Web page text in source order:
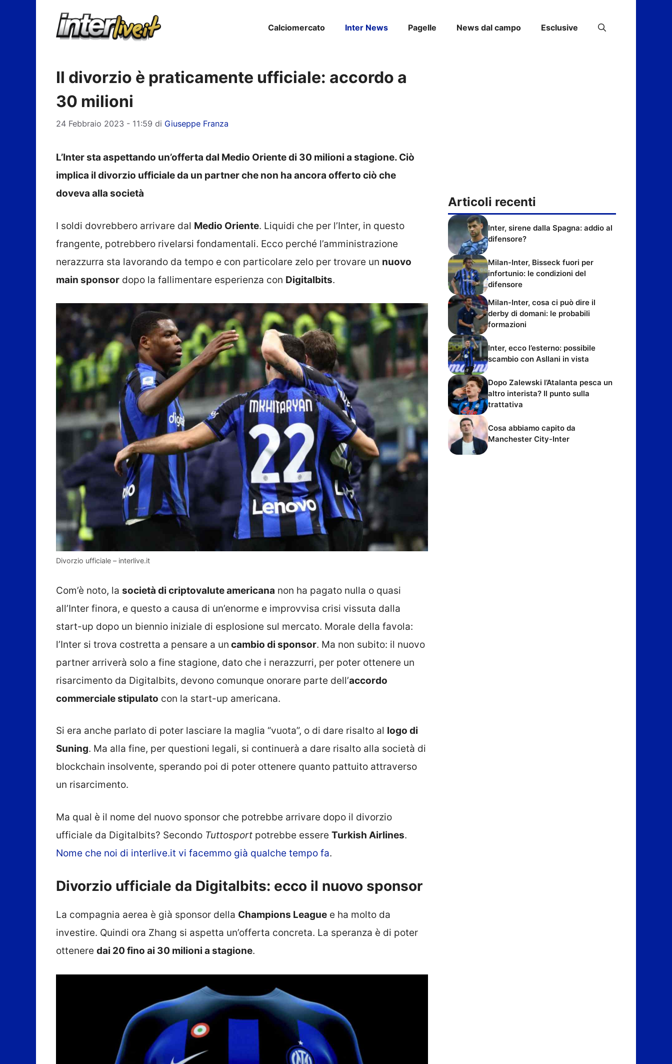
Calciomercato Inter News Pagelle News dal campo Esclusive
Il divorzio è praticamente ufficiale: accordo a
30 milioni
24 Febbraio 2023 - 11:59 di Giuseppe Franza
L’Inter sta aspettando un’offerta dal Medio Oriente di 30 milioni a stagione. Ciò
implica il divorzio ufficiale da un partner che non ha ancora offerto ciò che
doveva alla società
I soldi dovrebbero arrivare dal Medio Oriente. Liquidi che per l’Inter, in questo
frangente, potrebbero rivelarsi fondamentali. Ecco perché l’amministrazione
nerazzurra sta lavorando da tempo e con particolare zelo per trovare un nuovo
main sponsor dopo la fallimentare esperienza con Digitalbits.
Divorzio ufficiale – interlive.it
Com’è noto, la società di criptovalute americana non ha pagato nulla o quasi
all’Inter finora, e questo a causa di un’enorme e improvvisa crisi vissuta dalla
start-up dopo un biennio iniziale di esplosione sul mercato. Morale della favola:
l’Inter si trova costretta a pensare a un cambio di sponsor. Ma non subito: il nuovo
partner arriverà solo a fine stagione, dato che i nerazzurri, per poter ottenere un
risarcimento da Digitalbits, devono comunque onorare parte dell’accordo
commerciale stipulato con la start-up americana.
Si era anche parlato di poter lasciare la maglia “vuota”, o di dare risalto al logo di
Suning. Ma alla fine, per questioni legali, si continuerà a dare risalto alla società di
blockchain insolvente, sperando poi di poter ottenere quanto pattuito attraverso
un risarcimento.
Ma qual è il nome del nuovo sponsor che potrebbe arrivare dopo il divorzio
ufficiale da Digitalbits? Secondo Tuttosport potrebbe essere Turkish Airlines.
Nome che noi di interlive.it vi facemmo già qualche tempo fa.
Divorzio ufficiale da Digitalbits: ecco il nuovo sponsor
La compagnia aerea è già sponsor della Champions League e ha molto da
investire. Quindi ora Zhang si aspetta un’offerta concreta. La speranza è di poter
ottenere dai 20 fino ai 30 milioni a stagione.
Articoli recenti
Inter, sirene dalla Spagna: addio al
difensore?
Milan-Inter, Bisseck fuori per
infortunio: le condizioni del
difensore
Milan-Inter, cosa ci può dire il
derby di domani: le probabili
formazioni
Inter, ecco l’esterno: possibile
scambio con Asllani in vista
Dopo Zalewski l’Atalanta pesca un
altro interista? Il punto sulla
trattativa
Cosa abbiamo capito da
Manchester City-Inter